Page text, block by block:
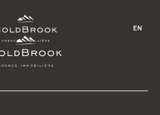
Agence
Contact
EN